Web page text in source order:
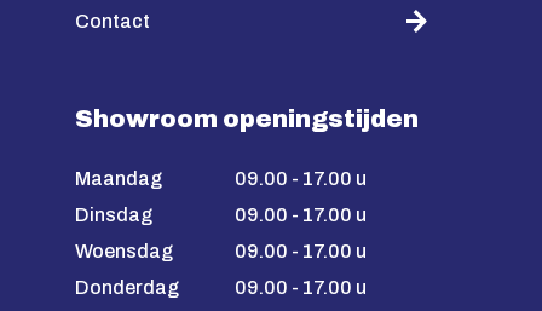
Contact
Showroom openingstijden
Maandag
09.00 - 17.00 u
Dinsdag
09.00 - 17.00 u
Woensdag
09.00 - 17.00 u
Donderdag
09.00 - 17.00 u